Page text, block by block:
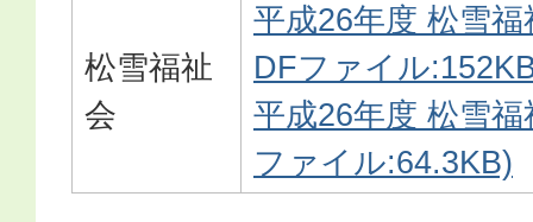
松雪福祉
会
平成26年度 松雪
DFファイル
平成26年度 松雪
ファイル:64.3KB)